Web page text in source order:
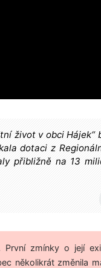
život v obci Hájek“
dotaci z
přibližně na 13
První zmínky o její
několikrát změnila